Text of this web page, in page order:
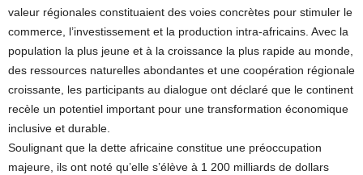
valeur régionales constituaient des voies concrètes pour stimuler le
commerce, l’investissement et la production intra-africains. Avec la
population la plus jeune et à la croissance la plus rapide au monde,
des ressources naturelles abondantes et une coopération régionale
croissante, les participants au dialogue ont déclaré que le continent
recèle un potentiel important pour une transformation économique
inclusive et durable.
Soulignant que la dette africaine constitue une préoccupation
majeure, ils ont noté qu’elle s’élève à 1 200 milliards de dollars